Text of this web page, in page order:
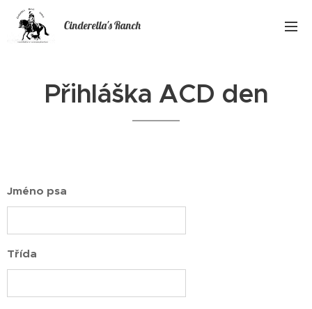
Cinderella's Ranch
Přihláška ACD den
Jméno psa
Třída